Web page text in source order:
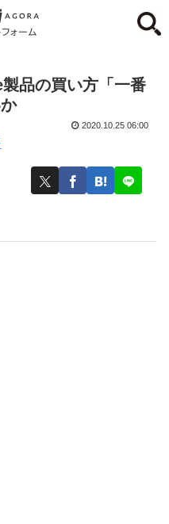
品の買い方「一番
2020.10.25 06:00